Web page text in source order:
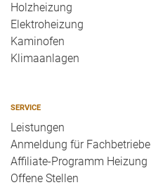
Holzheizung
Elektroheizung
Kaminofen
Klimaanlagen
SERVICE
Leistungen
Anmeldung für Fachbetriebe
Affiliate-Programm Heizung
Offene Stellen